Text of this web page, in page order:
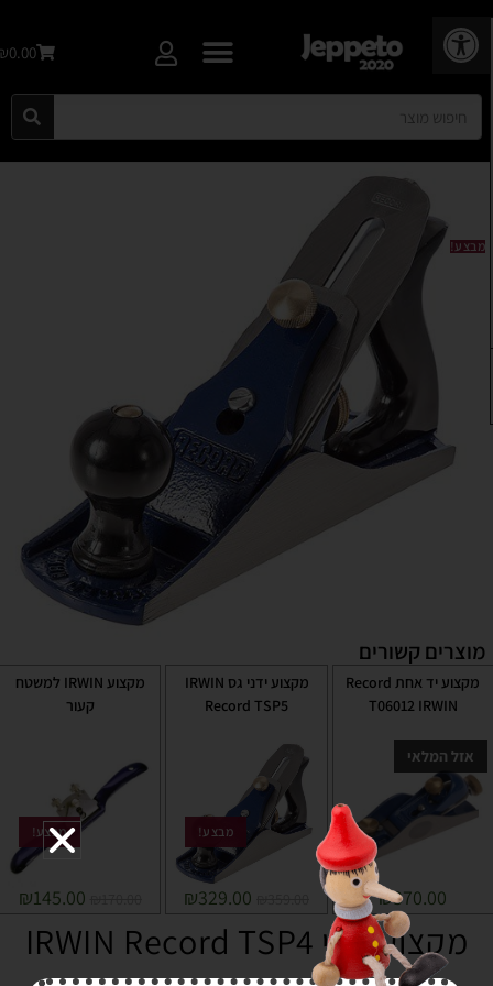
פתח סרגל נגישות
₪0.00
מבצע!
מוצרים קשורים
מקצוע יד אחת Record
T06012 IRWIN
אזל המלאי
₪370.00
מקצוע ידני גס IRWIN
Record TSP5
מבצע!
₪329.00
מקצוע IRWIN למשטח
קעור
מבצע!
₪145.00
מקצוע ידני IRWIN Record TSP4